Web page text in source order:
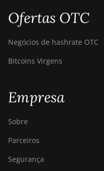
Ofertas OTC
Negócios de hashrate OTC
Bitcoins Virgens
Empresa
Sobre
Parceiros
Segurança